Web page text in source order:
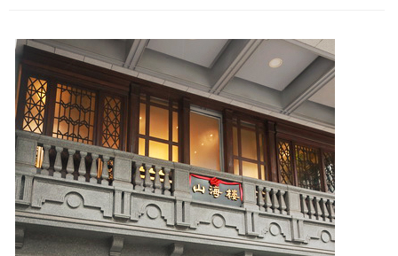
生活風
書房集
日記簿
餐桌週記
享樂隨手拍
照相簿